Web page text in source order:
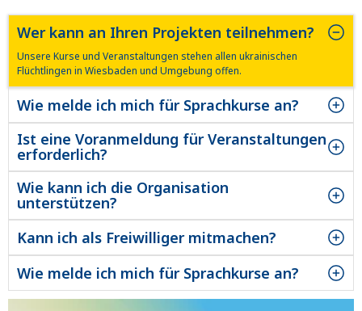
Wer kann an Ihren Projekten teilnehmen?
Unsere Kurse und Veranstaltungen stehen allen ukrainischen
Flüchtlingen in Wiesbaden und Umgebung offen.
Wie melde ich mich für Sprachkurse an?
Unsere Kurse und Veranstaltungen stehen allen ukrainischen
Flüchtlingen in Wiesbaden und Umgebung offen.
Ist eine Voranmeldung für Veranstaltungen
erforderlich?
Unsere Kurse und Veranstaltungen stehen allen ukrainischen
Flüchtlingen in Wiesbaden und Umgebung offen.
Wie kann ich die Organisation
unterstützen?
Unsere Kurse und Veranstaltungen stehen allen ukrainischen
Flüchtlingen in Wiesbaden und Umgebung offen.
Kann ich als Freiwilliger mitmachen?
Unsere Kurse und Veranstaltungen stehen allen ukrainischen
Flüchtlingen in Wiesbaden und Umgebung offen.
Wie melde ich mich für Sprachkurse an?
Unsere Kurse und Veranstaltungen stehen allen ukrainischen
Flüchtlingen in Wiesbaden und Umgebung offen.